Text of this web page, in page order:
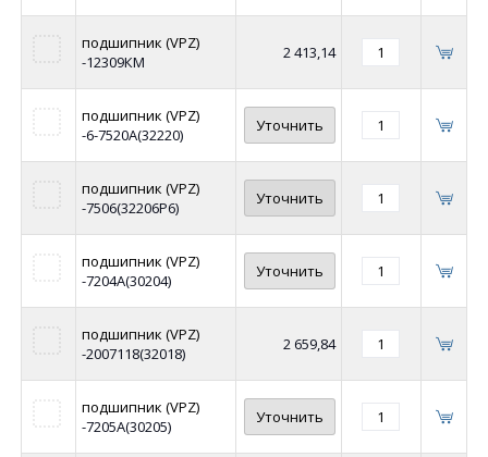
подшипник (VPZ)
-12309КМ
2 413,14
подшипник (VPZ)
-6-7520А(32220)
Уточнить
подшипник (VPZ)
-7506(32206Р6)
Уточнить
подшипник (VPZ)
-7204А(30204)
Уточнить
подшипник (VPZ)
-2007118(32018)
2 659,84
подшипник (VPZ)
-7205А(30205)
Уточнить